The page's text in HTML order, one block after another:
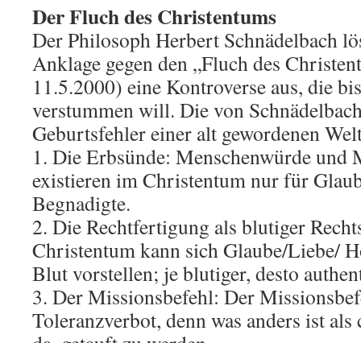
Der Fluch des Christentums
Der Philosoph Herbert Schnädelbach
Anklage gegen den „Fluch des
11.5.2000) eine Kontroverse aus, die
verstummen will. Die von
Geburtsfehler einer alt gewordenen
1. Die Erbsünde: Menschenwürde und
existieren im Christentum nur für
Begnadigte.
2. Die Rechtfertigung als blutiger
Christentum kann sich Glaube/Liebe/
Blut vorstellen; je blutiger, desto
3. Der Missionsbefehl: Der
Toleranzverbot, denn was anders ist